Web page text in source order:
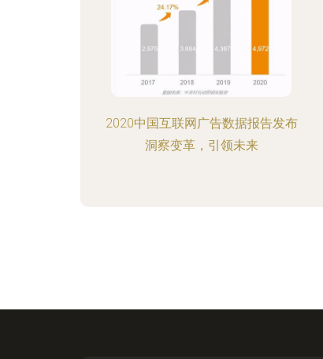
2020中国互联网广告数据报告发布
洞察变革，引领未来